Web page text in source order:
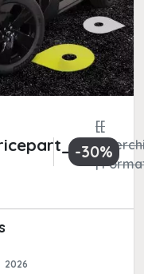
[[
|
-30%
2026